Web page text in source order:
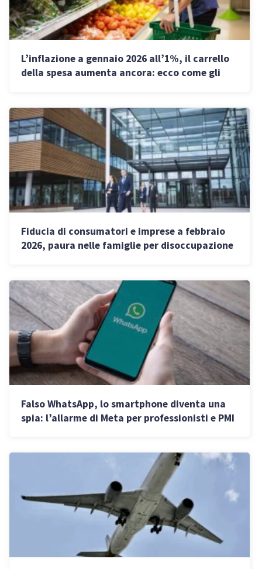
L’inflazione a gennaio 2026 all’1%, il carrello
della spesa aumenta ancora: ecco come gli
Fiducia di consumatori e imprese a febbraio
2026, paura nelle famiglie per disoccupazione
Falso WhatsApp, lo smartphone diventa una
spia: l’allarme di Meta per professionisti e PMI